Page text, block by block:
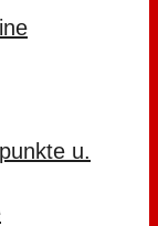
u.